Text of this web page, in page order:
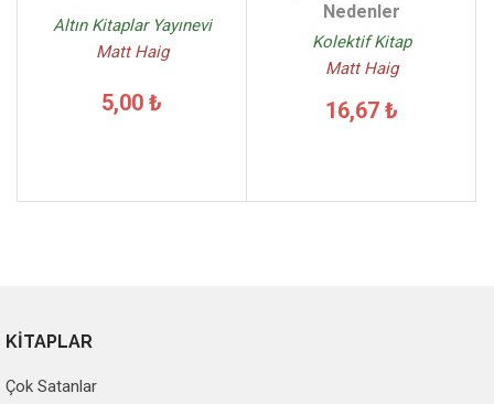
Altın Kitaplar Yayınevi
Matt Haig
5,00 ₺
Nedenler
Kolektif Kitap
Matt Haig
16,67 ₺
KİTAPLAR
Çok Satanlar